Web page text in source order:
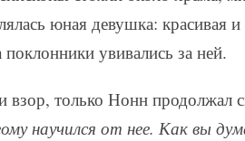
юная девушка: красивая
увивались за ней.
только Нонн продолжал
научился от нее. Как вы